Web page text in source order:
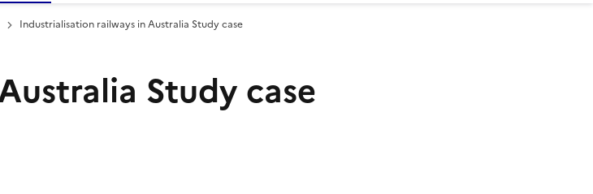
Industrialisation railways in Australia Study case
Study case